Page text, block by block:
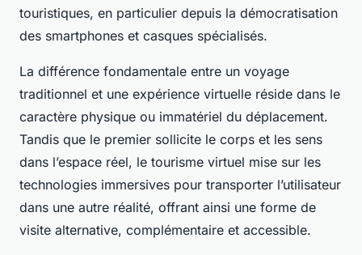
touristiques, en particulier depuis la démocratisation
des smartphones et casques spécialisés.
La différence fondamentale entre un voyage
traditionnel et une expérience virtuelle réside dans le
caractère physique ou immatériel du déplacement.
Tandis que le premier sollicite le corps et les sens
dans l’espace réel, le tourisme virtuel mise sur les
technologies immersives pour transporter l’utilisateur
dans une autre réalité, offrant ainsi une forme de
visite alternative, complémentaire et accessible.